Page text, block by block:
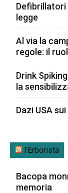
Defibrillatori
legge
Al via la
regole: il
Drink
la
Dazi USA
l’Erborista
Bacopa
memoria